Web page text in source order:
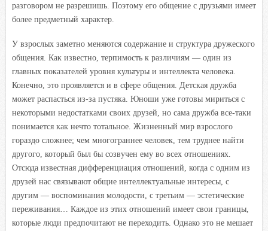
разговором не разрешишь. Поэтому его общение с друзьями имеет
более предметный характер.
У взрослых заметно меняются содержание и структура дружеского
общения. Как известно, терпимость к различиям — один из
главных показателей уровня культуры и интеллекта человека.
Конечно, это проявляется и в сфере общения. Детская дружба
может распасться из-за пустяка. Юноши уже готовы мириться с
некоторыми недостатками своих друзей, но сама дружба все-таки
понимается как нечто тотальное. Жизненный мир взрослого
гораздо сложнее; чем многограннее человек, тем труднее найти
другого, который был бы созвучен ему во всех отношениях.
Отсюда известная дифференциация отношений, когда с одним из
друзей нас связывают общие интеллектуальные интересы, с
другим — воспоминания молодости, с третьим — эстетические
переживания… Каждое из этих отношений имеет свои границы,
которые люди предпочитают не переходить. Однако это не мешает